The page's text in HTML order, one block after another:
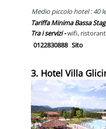
Medio piccolo hotel : 40
Tariffa Minima Bassa
Tra i servizi -wifi,
0122830888 Sito
3. Hotel Villa